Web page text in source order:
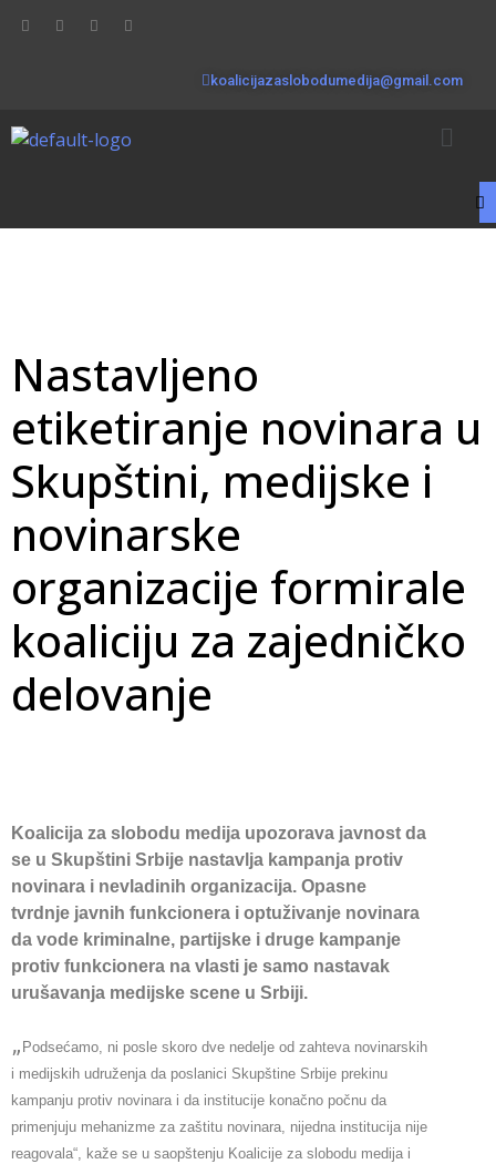
koalicijazaslobodumedija@gmail.com
Nastavljeno
etiketiranje novinara u
Skupštini, medijske i
novinarske
organizacije formirale
koaliciju za zajedničko
delovanje
Koalicija za slobodu medija upozorava javnost da
se u Skupštini Srbije nastavlja kampanja protiv
novinara i nevladinih organizacija. Opasne
tvrdnje javnih funkcionera i optuživanje novinara
da vode kriminalne, partijske i druge kampanje
protiv funkcionera na vlasti je samo nastavak
urušavanja medijske scene u Srbiji.
„ Podsećamo, ni posle skoro dve nedelje od zahteva novinarskih
i medijskih udruženja da poslanici Skupštine Srbije prekinu
kampanju protiv novinara i da institucije konačno počnu da
primenjuju mehanizme za zaštitu novinara, nijedna institucija nije
reagovala“, kaže se u saopštenju Koalicije za slobodu medija i